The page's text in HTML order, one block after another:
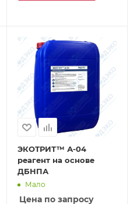
ЭКОТРИТ™ А-04
реагент на основе
ДБНПА
Мало
Цена по запросу